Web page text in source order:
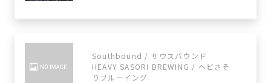
Southbound / サウスバウンド
HEAVY SASORI BREWING / ヘビさそ
りブルーイング